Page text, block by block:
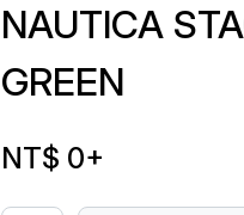
NAUTICA
GREEN
NT$ 0+